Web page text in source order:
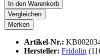
In den Warenkorb
Vergleichen
Merken
Artikel-Nr.:
Hersteller: Fridolin